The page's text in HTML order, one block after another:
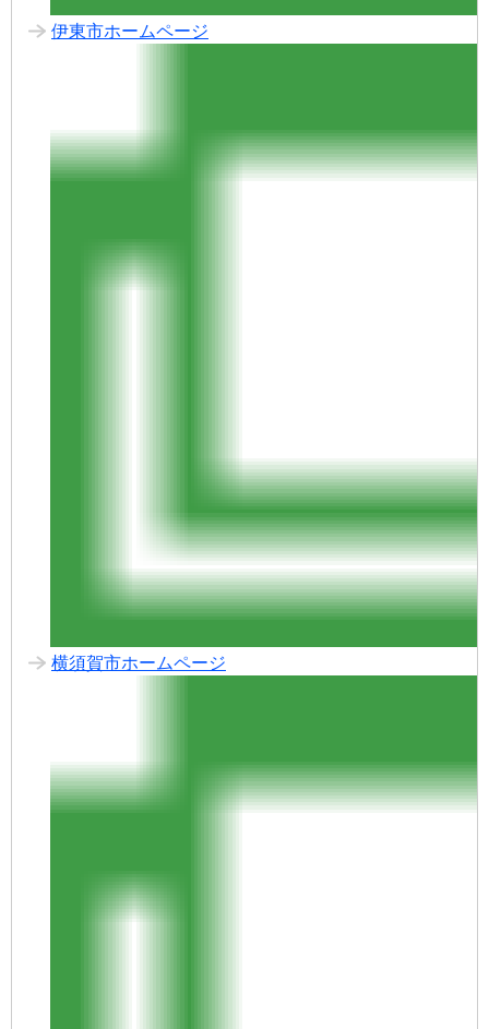
伊東市ホームページ
横須賀市ホームページ